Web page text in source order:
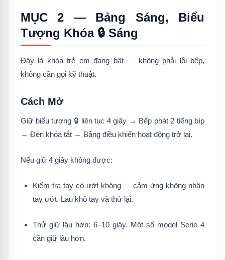
MỤC 2 — Bảng Sáng, Biểu
Tượng Khóa 🔒 Sáng
Đây là khóa trẻ em đang bật — không phải lỗi bếp,
không cần gọi kỹ thuật.
Cách Mở
Giữ biểu tượng 🔒 liên tục 4 giây → Bếp phát 2 tiếng bíp
→ Đèn khóa tắt → Bảng điều khiển hoạt động trở lại.
Nếu giữ 4 giây không được:
Kiểm tra tay có ướt không — cảm ứng không nhận
tay ướt. Lau khô tay và thử lại.
Thử giữ lâu hơn: 6–10 giây. Một số model Serie 4
cần giữ lâu hơn.